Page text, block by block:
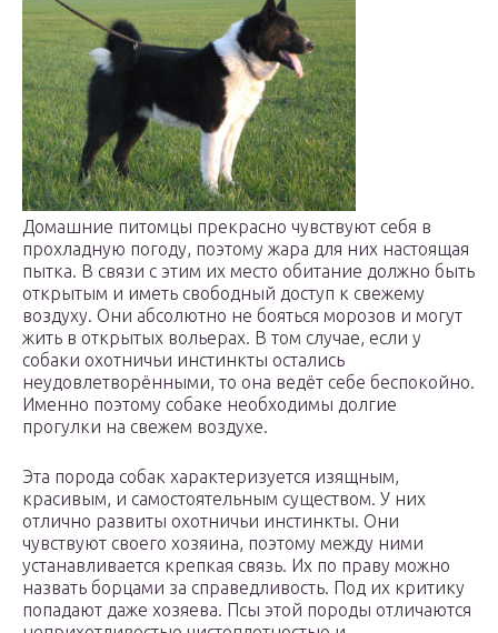
Домашние питомцы прекрасно чувствуют себя в
прохладную погоду, поэтому жара для них настоящая
пытка. В связи с этим их место обитание должно быть
открытым и иметь свободный доступ к свежему
воздуху. Они абсолютно не бояться морозов и могут
жить в открытых вольерах. В том случае, если у
собаки охотничьи инстинкты остались
неудовлетворёнными, то она ведёт себе беспокойно.
Именно поэтому собаке необходимы долгие
прогулки на свежем воздухе.
Эта порода собак характеризуется изящным,
красивым, и самостоятельным существом. У них
отлично развиты охотничьи инстинкты. Они
чувствуют своего хозяина, поэтому между ними
устанавливается крепкая связь. Их по праву можно
назвать борцами за справедливость. Под их критику
попадают даже хозяева. Псы этой породы отличаются